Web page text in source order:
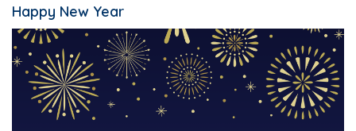
Happy New Year